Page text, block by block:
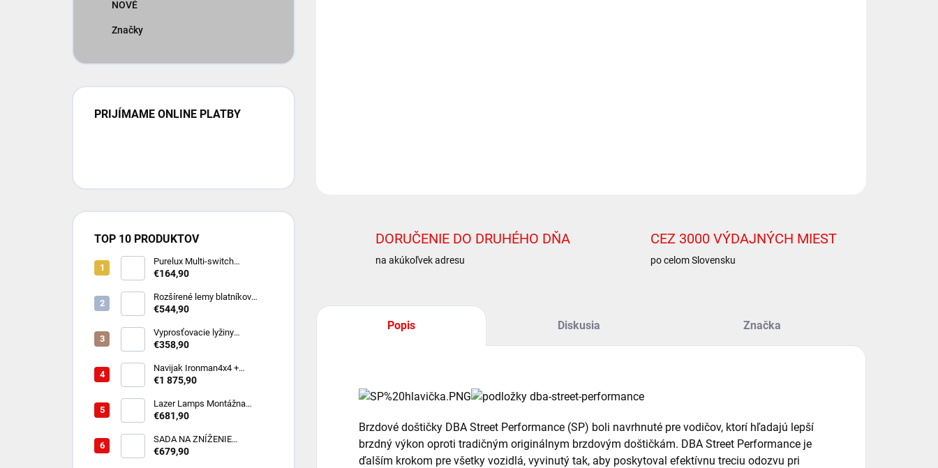
NOVÉ
Značky
PRIJÍMAME ONLINE PLATBY
TOP 10 PRODUKTOV
Purelux Multi-switch
Dashboard Controller – RGB
(10-30V)
€164,90
Rozšírené lemy blatníkov
Toyota Hilux Revo (8/2020 -
€544,90
Vyprosťovacie lyžiny
MAXTRAX MKII - rôzne farby
€358,90
Navijak Ironman4x4 +
montážna sada na TOYOTA
/diesel
€1 875,90
Lazer Lamps Montážna
súprava do prednej masky
(2024+) vrátane 2x ST4
€681,90
SADA NA ZNÍŽENIE
DIFERENCIÁLU PRE AMAROK
€679,90
DORUČENIE DO DRUHÉHO DŇA
na akúkoľvek adresu
CEZ 3000 VÝDAJNÝCH MIEST
po celom Slovensku
Popis Diskusia Značka
Brzdové doštičky DBA Street Performance (SP) boli navrhnuté pre vodičov, ktorí hľadajú lepší
brzdný výkon oproti tradičným originálnym brzdovým doštičkám. DBA Street Performance je
ďalším krokom pre všetky vozidlá, vyvinutý tak, aby poskytoval efektívnu treciu odozvu pri